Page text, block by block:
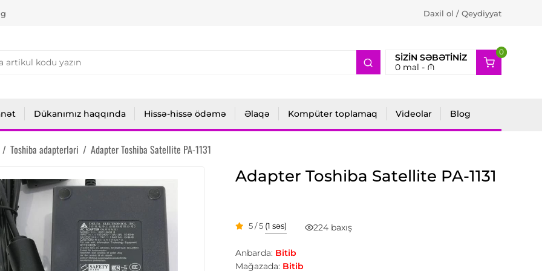
Daxil ol / Qeydiyyat
SIZIN SƏBƏTINIZ
0mal - ₼
0
2
Dükanımız haqqında Hissə-hissə ödəmə Əlaqə Kompüter toplamaq Videolar Blog
/ Toshiba adapterləri / Adapter Toshiba Satellite PA-1131
Adapter Toshiba Satellite PA-1131
5 / 5 (1 səs) 224 baxış
Anbarda: Bitib
Mağazada: Bitib